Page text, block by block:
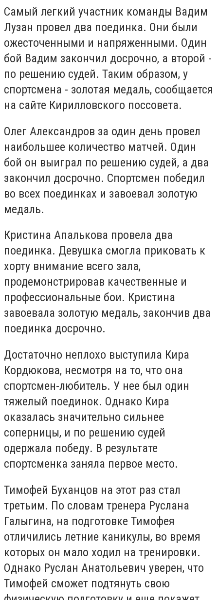
Самый легкий участник команды Вадим
Лузан провел два поединка. Они были
ожесточенными и напряженными. Один
бой Вадим закончил досрочно, а второй -
по решению судей. Таким образом, у
спортсмена - золотая медаль, сообщается
на сайте Кирилловского поссовета.
Олег Александров за один день провел
наибольшее количество матчей. Один
бой он выиграл по решению судей, а два
закончил досрочно. Спортсмен победил
во всех поединках и завоевал золотую
медаль.
Кристина Апалькова провела два
поединка. Девушка смогла приковать к
хорту внимание всего зала,
продемонстрировав качественные и
профессиональные бои. Кристина
завоевала золотую медаль, закончив два
поединка досрочно.
Достаточно неплохо выступила Кира
Кордюкова, несмотря на то, что она
спортсмен-любитель. У нее был один
тяжелый поединок. Однако Кира
оказалась значительно сильнее
соперницы, и по решению судей
одержала победу. В результате
спортсменка заняла первое место.
Тимофей Буханцов на этот раз стал
третьим. По словам тренера Руслана
Галыгина, на подготовке Тимофея
отличились летние каникулы, во время
которых он мало ходил на тренировки.
Однако Руслан Анатольевич уверен, что
Тимофей сможет подтянуть свою